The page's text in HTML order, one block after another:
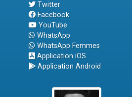
Twitter
Facebook
YouTube
WhatsApp
WhatsApp Femmes
Application iOS
Application Android